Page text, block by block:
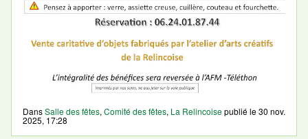
DansSalle des fêtes, Comité des fêtes, La Relincoisepublié le30 nov.
2025, 17:28